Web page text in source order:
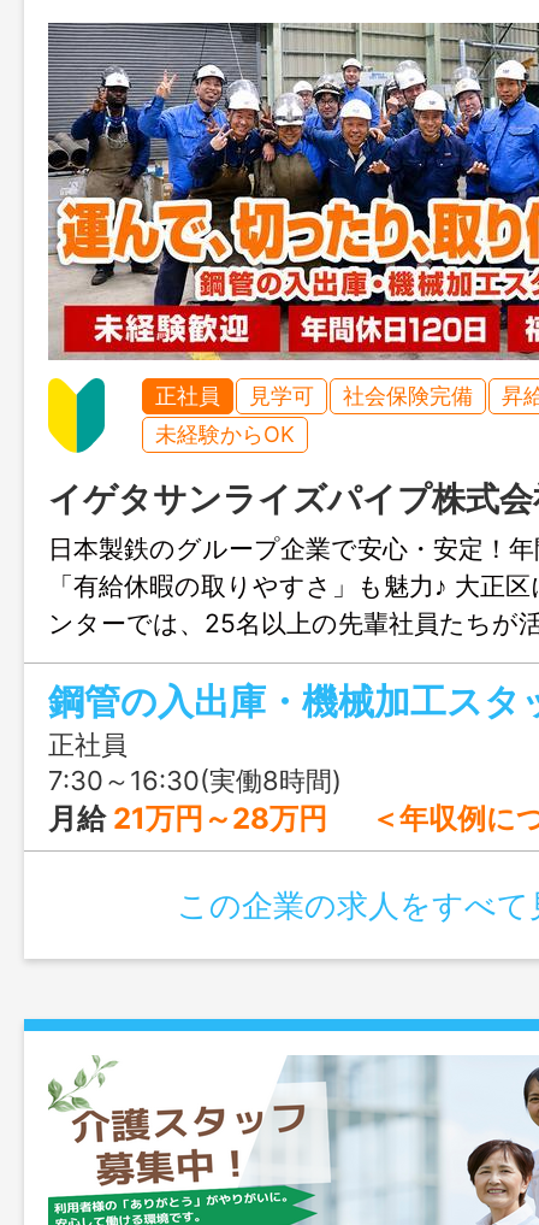
正社員 見学可 社会保険完備
昇
未経験からOK
イゲタサンライズパイプ株式
日本製鉄のグループ企業で安心・安定！
「有給休暇の取りやすさ」も魅力♪ 大正
ンターでは、25名以上の先輩社員たちが
す！
鋼管の入出庫・機械加工スタ
正社員
7:30～16:30(実働8時間)
月給 21万円～28万円 ＜年収例について＞ 20代中途入社の場合 ①入社1年目⇒年収約350万円 ②入社3年目
この企業の求人をすべて